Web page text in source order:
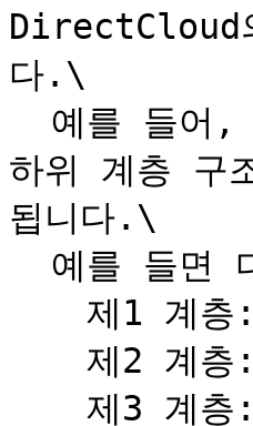
DirectCloud
다.\
하위 계층 구
됩니다.\